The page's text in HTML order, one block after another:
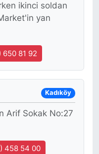
ikinci soldan
yan
650 81 92
Kadıköy
Arif Sokak No:27
458 54 00